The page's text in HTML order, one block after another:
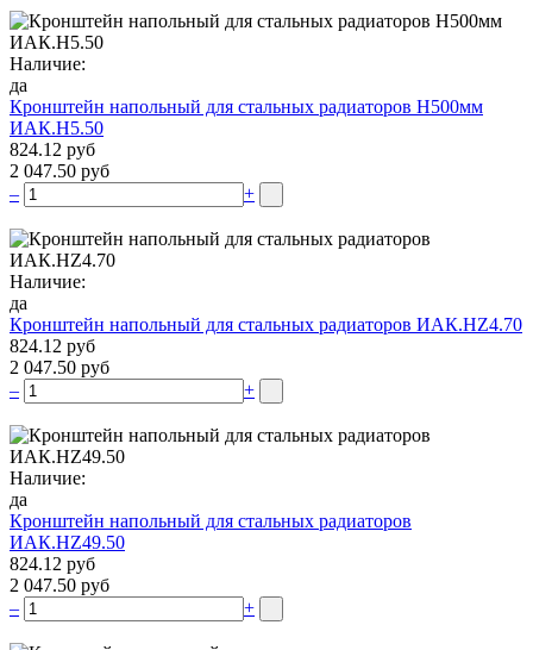
Наличие:
да
Кронштейн напольный для стальных радиаторов Н500мм
ИАК.Н5.50
824.12 руб
2 047.50 руб
–
+
Наличие:
да
Кронштейн напольный для стальных радиаторов ИАК.НZ4.70
824.12 руб
2 047.50 руб
–
+
Наличие:
да
Кронштейн напольный для стальных радиаторов
ИАК.НZ49.50
824.12 руб
2 047.50 руб
–
+